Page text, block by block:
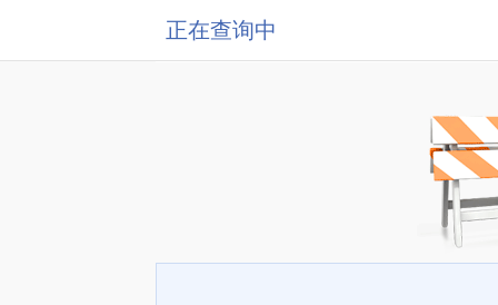
正在查询中